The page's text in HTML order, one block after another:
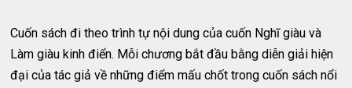
Cuốn sách đi theo trình tự nội dung của cuốn Nghĩ giàu và
Làm giàu kinh điển. Mỗi chương bắt đầu bằng diễn giải hiện
đại của tác giả về những điểm mấu chốt trong cuốn sách nổi